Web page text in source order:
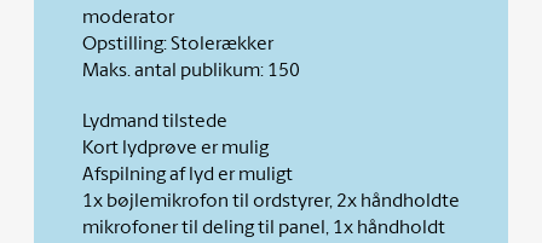
moderator
Opstilling: Stolerækker
Maks. antal publikum: 150
Lydmand tilstede
Kort lydprøve er mulig
Afspilning af lyd er muligt
1x bøjlemikrofon til ordstyrer, 2x håndholdte
mikrofoner til deling til panel, 1x håndholdt